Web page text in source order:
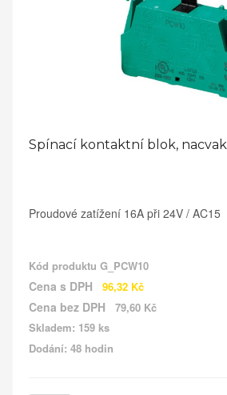
Spínací kontaktní blok,
Proudové zatížení 16A při 24V / AC15
Kód produktu G_PCW10
Cena s DPH 96,32 Kč
Cena bez DPH
79,60 Kč
Skladem: 159 ks
Dodání: 48 hodin